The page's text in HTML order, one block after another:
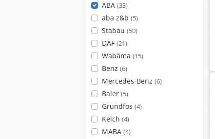
ABA (33)
aba z&b (5)
Stabau (50)
DAF (21)
Wabäma (15)
Benz (6)
Mercedes-Benz (6)
Baier (5)
Grundfos (4)
Kelch (4)
MABA (4)